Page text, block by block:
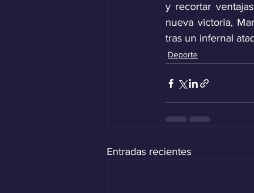
y recortar
nueva victoria,
tras un infernal
Deporte
Entradas recientes